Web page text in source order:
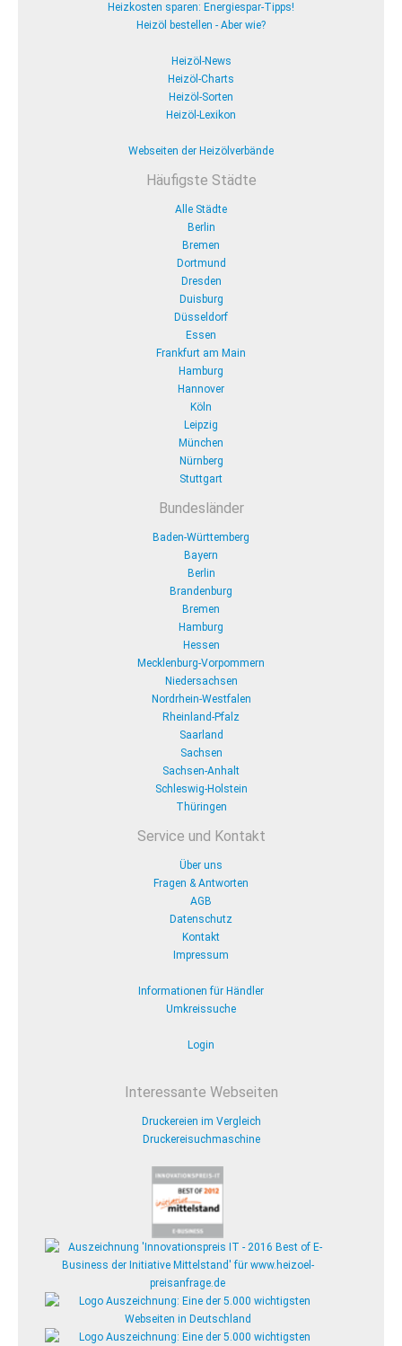
Heizkosten sparen: Energiespar-Tipps!
Heizöl bestellen - Aber wie?
Heizöl-News
Heizöl-Charts
Heizöl-Sorten
Heizöl-Lexikon
Webseiten der Heizölverbände
Häufigste Städte
Alle Städte
Berlin
Bremen
Dortmund
Dresden
Duisburg
Düsseldorf
Essen
Frankfurt am Main
Hamburg
Hannover
Köln
Leipzig
München
Nürnberg
Stuttgart
Bundesländer
Baden-Württemberg
Bayern
Berlin
Brandenburg
Bremen
Hamburg
Hessen
Mecklenburg-Vorpommern
Niedersachsen
Nordrhein-Westfalen
Rheinland-Pfalz
Saarland
Sachsen
Sachsen-Anhalt
Schleswig-Holstein
Thüringen
Service und Kontakt
Über uns
Fragen & Antworten
AGB
Datenschutz
Kontakt
Impressum
Informationen für Händler
Umkreissuche
Login
Interessante Webseiten
Druckereien im Vergleich
Druckereisuchmaschine